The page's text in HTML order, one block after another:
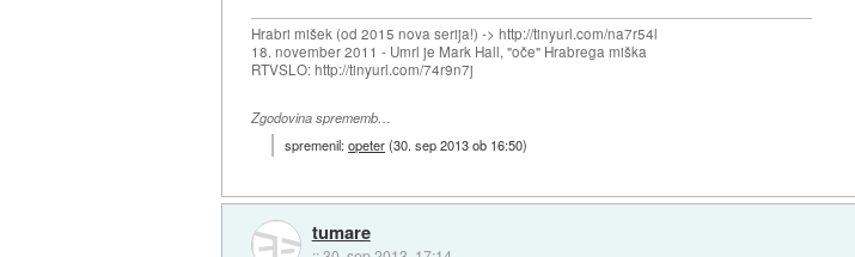
Hrabri mišek (od 2015 nova serija!) -> http://tinyurl.com/na7r54l
18. november 2011 - Umrl je Mark Hall, "oče" Hrabrega miška
RTVSLO: http://tinyurl.com/74r9n7j
Zgodovina sprememb…
spremenil:opeter(30. sep 2013 ob 16:50)
tumare